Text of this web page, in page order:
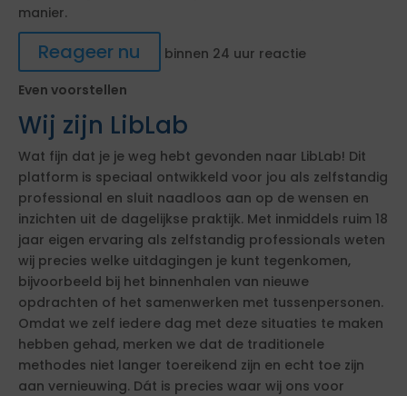
manier.
Reageer nu
binnen 24 uur reactie
Even voorstellen
Wij zijn LibLab
Wat fijn dat je je weg hebt gevonden naar LibLab! Dit
platform is speciaal ontwikkeld voor jou als zelfstandig
professional en sluit naadloos aan op de wensen en
inzichten uit de dagelijkse praktijk. Met inmiddels ruim 18
jaar eigen ervaring als zelfstandig professionals weten
wij precies welke uitdagingen je kunt tegenkomen,
bijvoorbeeld bij het binnenhalen van nieuwe
opdrachten of het samenwerken met tussenpersonen.
Omdat we zelf iedere dag met deze situaties te maken
hebben gehad, merken we dat de traditionele
methodes niet langer toereikend zijn en echt toe zijn
aan vernieuwing. Dát is precies waar wij ons voor